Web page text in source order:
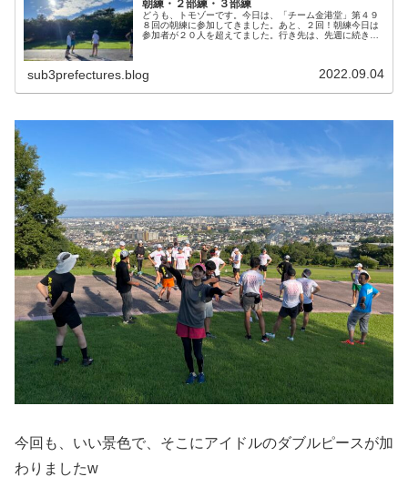
朝練・２部練・３部練
どうも、トモゾーです。今日は、「チーム金港堂」第４９
８回の朝練に参加してきました。あと、２回！朝練今日は
参加者が２０人を超えてました。行き先は、先週に続き、
sub3prefectures.blog 2022.09.04
今回も、いい景色で、そこにアイドルのダブルピースが加
わりましたw